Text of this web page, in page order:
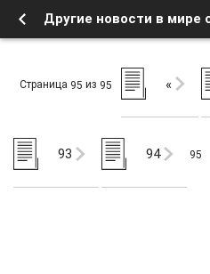
Страница 95 из 95 «
93 94 95